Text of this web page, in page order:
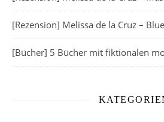
[Rezension] Melissa de la Cruz –
[Bücher] 5 Bücher mit fiktionalen